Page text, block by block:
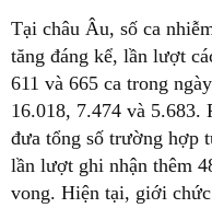
Tại châu Âu, số ca
tăng đáng kể, lần lượt
611 và 665 ca trong
16.018, 7.474 và 5.683.
đưa tổng số trường hợp
lần lượt ghi nhận thêm
vong. Hiện tại, giới chức